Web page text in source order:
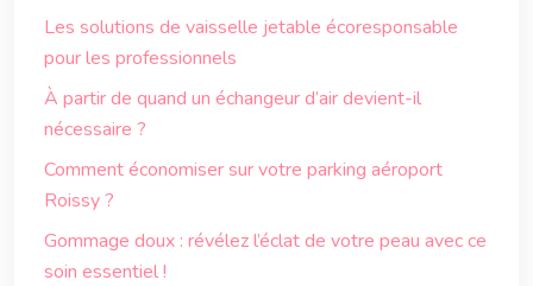
Les solutions de vaisselle jetable écoresponsable
pour les professionnels
À partir de quand un échangeur d’air devient-il
nécessaire ?
Comment économiser sur votre parking aéroport
Roissy ?
Gommage doux : révélez l’éclat de votre peau avec ce
soin essentiel !